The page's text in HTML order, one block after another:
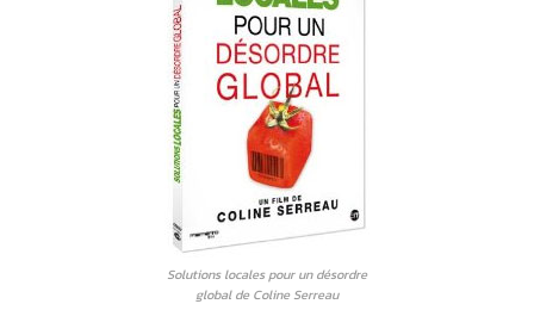
Solutions locales pour un désordre
global de Coline Serreau